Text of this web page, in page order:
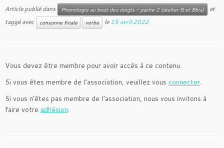
Article publié dans Phonologie au bout des doigts – partie 2 (atelier B et Bbis)
et
taggé avec
consonne finale verbe le15 avril 2022
Vous devez être membre pour avoir accès à ce contenu.
Si vous êtes membre de l’association, veuillez vous connecter.
Si vous n’êtes pas membre de l’association, nous vous invitons à
faire votre adhésion.